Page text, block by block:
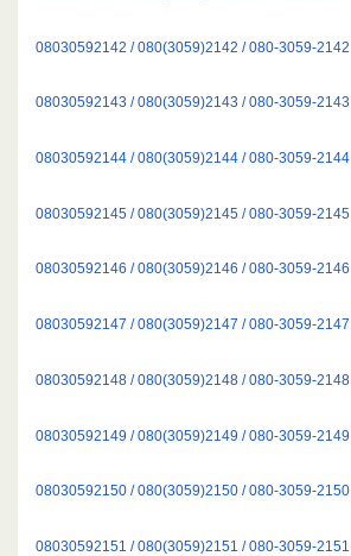
08030592142 / 080(3059)2142 / 080-3059-2142
08030592143 / 080(3059)2143 / 080-3059-2143
08030592144 / 080(3059)2144 / 080-3059-2144
08030592145 / 080(3059)2145 / 080-3059-2145
08030592146 / 080(3059)2146 / 080-3059-2146
08030592147 / 080(3059)2147 / 080-3059-2147
08030592148 / 080(3059)2148 / 080-3059-2148
08030592149 / 080(3059)2149 / 080-3059-2149
08030592150 / 080(3059)2150 / 080-3059-2150
08030592151 / 080(3059)2151 / 080-3059-2151